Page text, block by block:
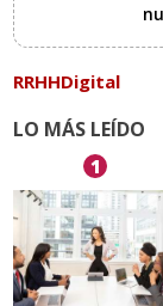
RRHHDigital
LO MÁS LEÍDO
1